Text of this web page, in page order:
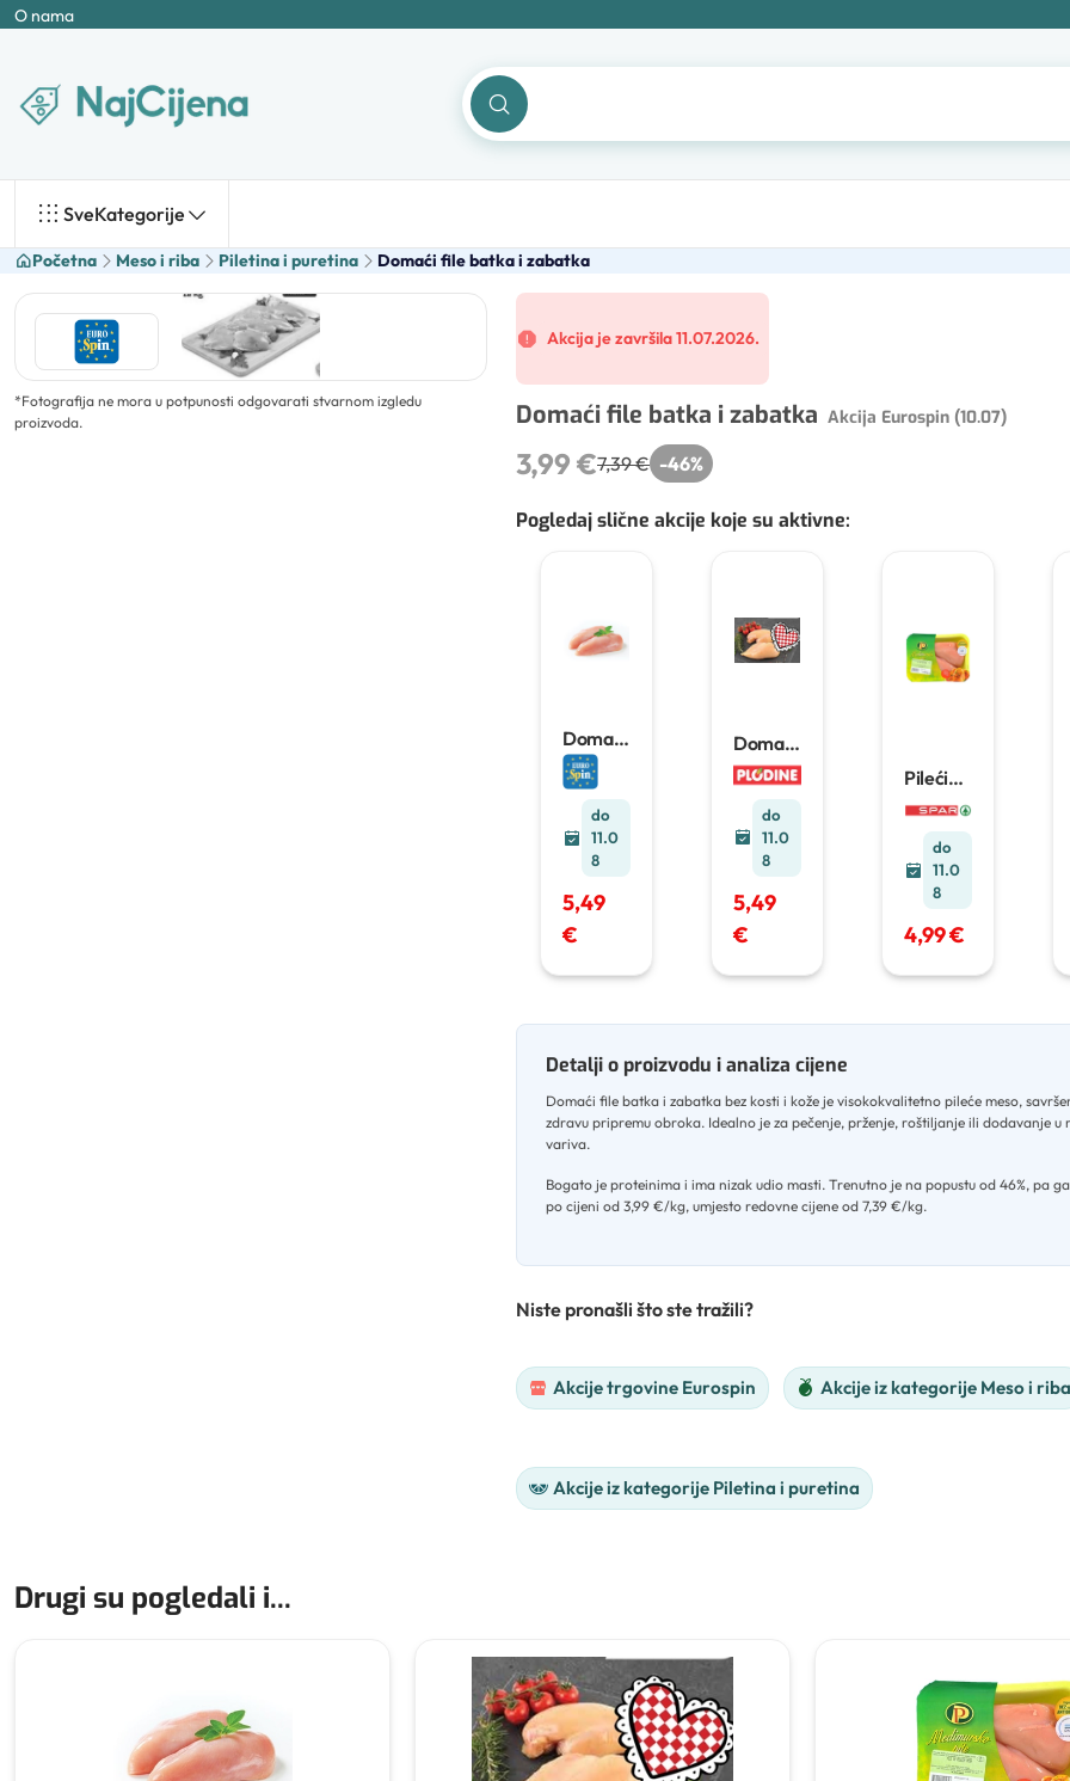
O nama
SveKategorije
Početna Meso i riba Piletina i puretina Domaći file batka i zabatka
*Fotografija ne mora u potpunosti odgovarati stvarnom izgledu
proizvoda.
Akcija je završila 11.07.2026.
Domaći file batka i zabatka Akcija Eurospin (10.07)
3,99 €7,39 € -46%
Pogledaj slične akcije koje su aktivne:
Domaći
pileći
file od
prsa1
do
11.0
8
5,49
€
Domaći
svježi
pileći
file1 kg
do
11.0
8
5,49
€
Pileći
500
g
do
11.0
8
4,99 €
Detalji o proizvodu i analiza cijene
Domaći file batka i zabatka bez kosti i kože je visokokvalitetno pileće meso,
zdravu pripremu obroka. Idealno je za pečenje, prženje, roštiljanje ili dodavanje u
variva.
Bogato je proteinima i ima nizak udio masti. Trenutno je na popustu od 46%, pa
po cijeni od 3,99 €/kg, umjesto redovne cijene od 7,39 €/kg.
Niste pronašli što ste tražili?
Akcije trgovine Eurospin Akcije iz kategorije Meso i riba
Akcije iz kategorije Piletina i puretina
Drugi su pogledali i...